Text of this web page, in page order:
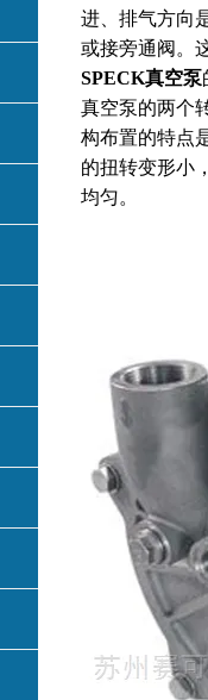
进、排气方向
或接旁通阀。
SPECK真空泵
真空泵的两个
构布置的特点
的扭转变形小
均匀。